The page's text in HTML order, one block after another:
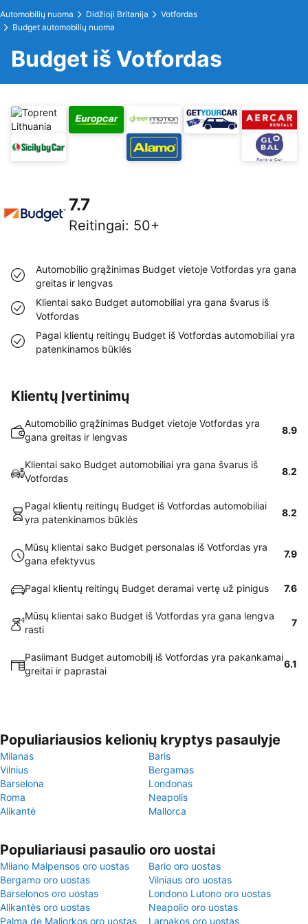
Automobilių nuoma Didžioji Britanija
Votfordas
Budget automobilių nuoma
Budget iš Votfordas
7.7
Reitingai: 50+
Automobilio grąžinimas Budget vietoje Votfordas yra gana
greitas ir lengvas
Klientai sako Budget automobiliai yra gana švarus iš
Votfordas
Pagal klientų reitingų Budget iš Votfordas automobiliai yra
patenkinamos būklės
Klientų Įvertinimų
Automobilio grąžinimas Budget vietoje Votfordas yra
gana greitas ir lengvas
8.9
Klientai sako Budget automobiliai yra gana švarus iš
Votfordas
8.2
Pagal klientų reitingų Budget iš Votfordas automobiliai
yra patenkinamos būklės
8.2
Mūsų klientai sako Budget personalas iš Votfordas yra
gana efektyvus
7.9
Pagal klientų reitingų Budget deramai vertę už pinigus 7.6
Mūsų klientai sako Budget iš Votfordas yra gana lengva
rasti
7
Pasiimant Budget automobilį iš Votfordas yra pakankamai
greitai ir paprastai
6.1
Populiariausios kelionių kryptys pasaulyje
Milanas
Baris
Vilnius
Bergamas
Barselona
Londonas
Roma
Neapolis
Alikantė
Mallorca
Populiariausi pasaulio oro uostai
Milano Malpensos oro uostas
Bario oro uostas
Bergamo oro uostas
Vilniaus oro uostas
Barselonos oro uostas
Londono Lutono oro uostas
Alikantės oro uostas
Neapolio oro uostas
Palma de Maljorkos oro uostas
Larnakos oro uostas